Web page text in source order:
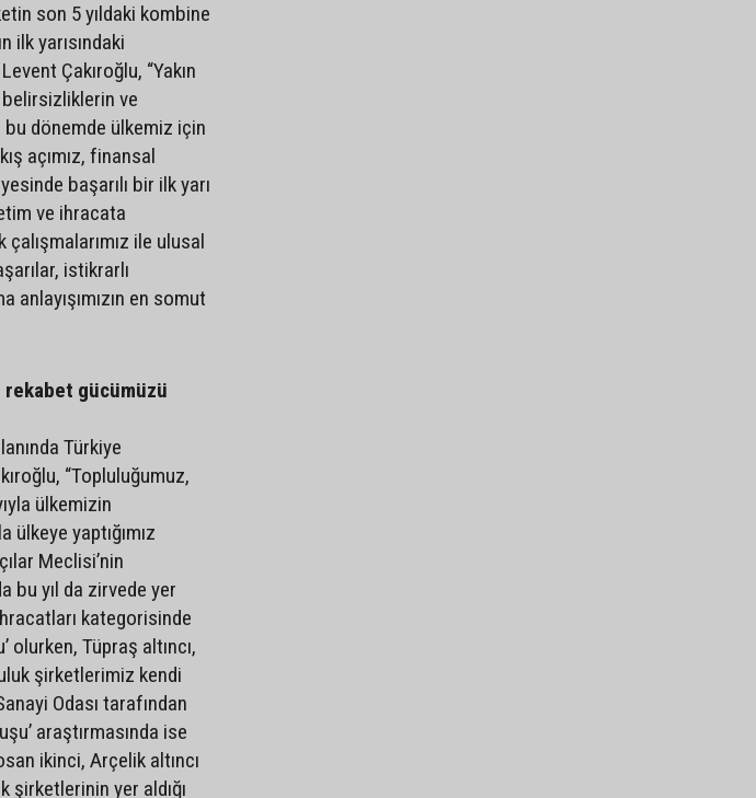
son 5 yıldaki kombine
ilk yarısındaki
Çakıroğlu, “Yakın
ve
dönemde ülkemiz için
açımız, finansal
başarılı bir ilk yarı
ve ihracata
ile ulusal
istikrarlı
anlayışımızın en somut
gücümüzü
Türkiye
“Topluluğumuz,
ülkemizin
ülkeye yaptığımız
Meclisi’nin
bu yıl da zirvede yer
kategorisinde
Tüpraş altıncı,
şirketlerimiz kendi
Odası tarafından
araştırmasında ise
ikinci, Arçelik altıncı
şirketlerinin yer aldığı